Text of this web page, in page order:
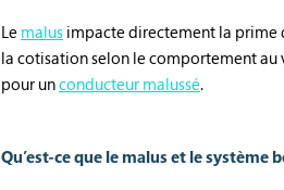
Le malus impacte directement la prime
la cotisation selon le comportement au
pour unconducteur malussé.
Qu’est-ce que le malus et le système